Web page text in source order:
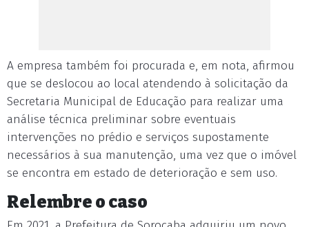
A empresa também foi procurada e, em nota, afirmou
que se deslocou ao local atendendo à solicitação da
Secretaria Municipal de Educação para realizar uma
análise técnica preliminar sobre eventuais
intervenções no prédio e serviços supostamente
necessários à sua manutenção, uma vez que o imóvel
se encontra em estado de deterioração e sem uso.
Relembre o caso